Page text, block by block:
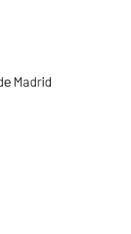
Madrid